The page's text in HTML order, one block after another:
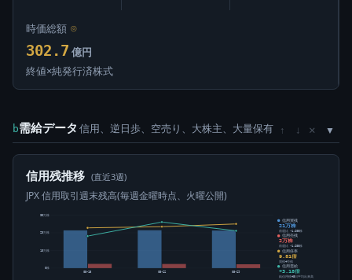
時価総額 ⊙
302.7 億円
終値×純発行済株式
b需給データ 信用、逆日歩、空売り、大株主、大量保有 ↑ ↓ ×
信用残推移 (直近3週)
JPX 信用取引週末残高(毎週金曜時点、火曜公開)
0株
10万株
20万株
30万株
05-15 05-22 05-29
信用買残
21万株
前週比 -1,600株
信用売残
2万株
前週比 -1,600株
信用倍率
9.81倍
買残÷売残
信用需給
+3.18倍
純信用残÷5日平均出来高